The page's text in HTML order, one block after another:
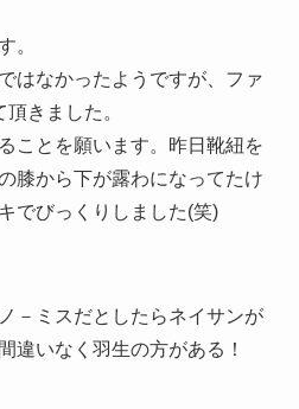
。
はなかったようですが、ファ
きました。
ことを願います。昨日靴紐を
膝から下が露わになってたけ
でびっくりしました(笑)
－ミスだとしたらネイサンが
違いなく羽生の方がある！